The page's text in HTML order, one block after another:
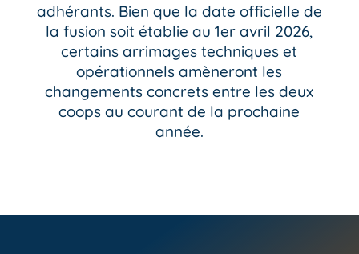
adhérants. Bien que la date officielle de
la fusion soit établie au 1er avril 2026,
certains arrimages techniques et
opérationnels amèneront les
changements concrets entre les deux
coops au courant de la prochaine
année.